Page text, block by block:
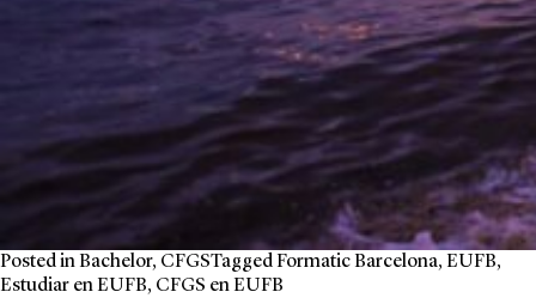
Posted inBachelor, CFGSTaggedFormatic Barcelona, EUFB,
Estudiar en EUFB, CFGS en EUFB